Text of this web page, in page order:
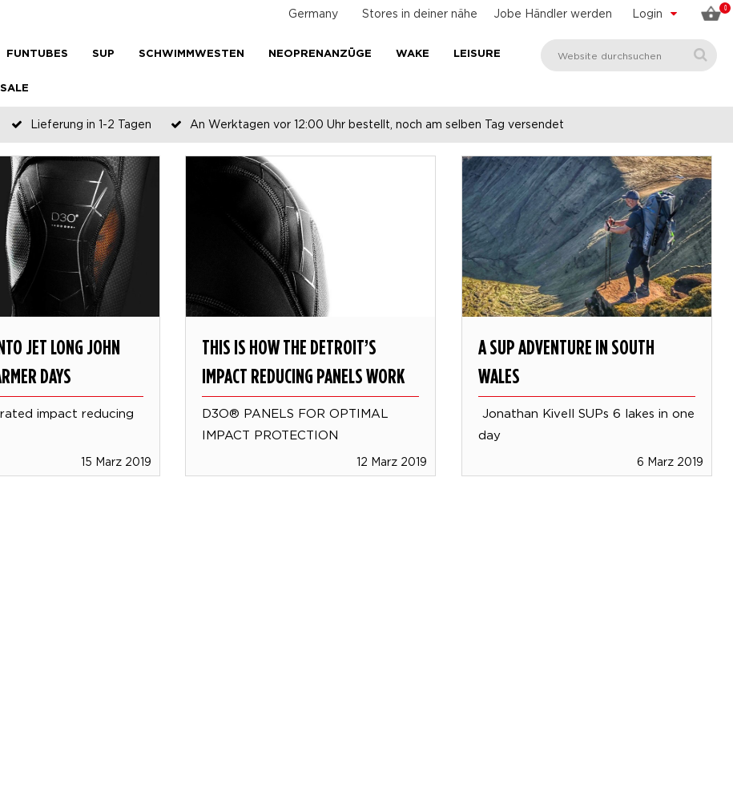
0
Login
Jobe Händler werden
Stores in deiner nähe
Germany
FUNTUBES SUP SCHWIMMWESTEN NEOPRENANZÜGE WAKE LEISURE
SALE
Lieferung in 1-2 Tagen
An Werktagen vor 12:00 Uhr bestellt, noch am selben Tag versendet
Zahlen Sie später oder in Teilen
JET LONG JOHN
DAYS
impact reducing
15 Marz 2019
THIS IS HOW THE DETROIT’S
IMPACT REDUCING PANELS WORK
D3O® PANELS FOR OPTIMAL
IMPACT PROTECTION
12 Marz 2019
A SUP ADVENTURE IN SOUTH
WALES
Jonathan Kivell SUPs 6 lakes in one
day
6 Marz 2019